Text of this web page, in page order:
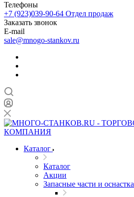
Телефоны
+7 (923)039-90-64 Отдел продаж
Заказать звонок
E-mail
sale@mnogo-stankov.ru
Каталог
Каталог
Акции
Запасные части и оснастка